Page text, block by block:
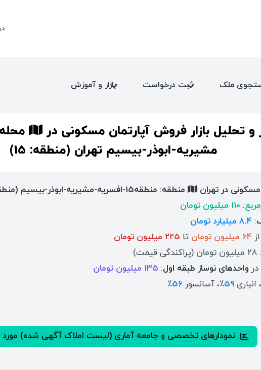
ملک ثبت درخواست بازار و آموزش
و تحلیل بازار فروش آپارتمان مسکونی در
مشیریه-ابوذر-بیسیم تهران (منطقه: 15)
در تهران
منطقه: منطقه15-افسریه-مشیریه-ابوذر-بیسیم (منطقه شهرداری: 15)
: 110 میلیون تومان
: 8.4 میلیارد تومان
64 میلیون تومان تا 225 میلیون تومان
28 میلیون تومان
(پراکندگی قیمت)
واحدهای نوساز طبقه اول: 135 میلیون تومان
انباری 59٪، آسانسور 56٪
نمودارهای تخصصی و جامعه آماری (لیست املاک آگهی شده) مورد